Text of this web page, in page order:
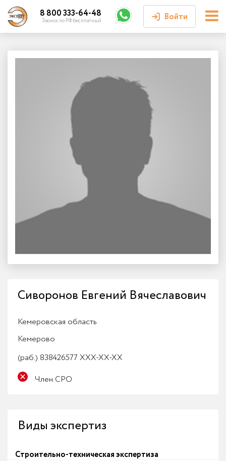
Войти
Войти или
зарегистрироваться
Личный кабинет
8 800 333-64-48
Звонок по РФ бесплатный
Сиворонов Евгений Вячеславович
Кемеровская область
Кемерово
(раб.) 838426577 XXX-XX-XX
Член СРО
Виды экспертиз
Строительно-техническая экспертиза